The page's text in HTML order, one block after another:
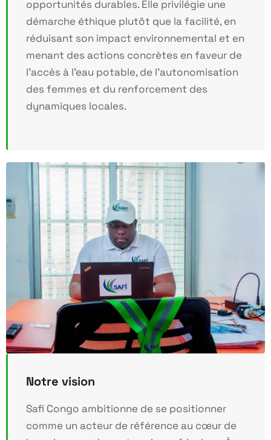
opportunités durables. Elle privilégie une
démarche éthique plutôt que la facilité, en
réduisant son impact environnemental et en
menant des actions concrètes en faveur de
l’accès à l’eau potable, de l’autonomisation
des femmes et du renforcement des
dynamiques locales.
Notre vision
Safi Congo ambitionne de se positionner
comme un acteur de référence au cœur de